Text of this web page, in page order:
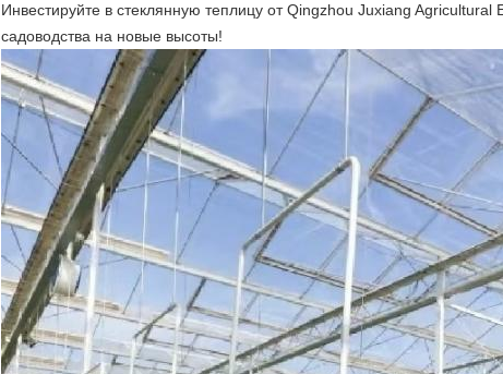
Инвестируйте в стеклянную теплицу от Qingzhou Juxiang
садоводства на новые высоты!